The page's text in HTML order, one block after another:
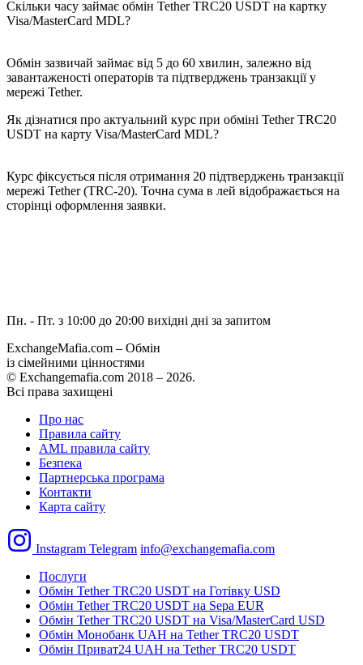
Скільки часу займає обмін Tether TRC20 USDT на картку
Visa/MasterCard MDL?
Обмін зазвичай займає від 5 до 60 хвилин, залежно від
завантаженості операторів та підтверджень транзакції у
мережі Tether.
Як дізнатися про актуальний курс при обміні Tether TRC20
USDT на карту Visa/MasterCard MDL?
Курс фіксується після отримання 20 підтверджень транзакції
мережі Tether (TRC-20). Точна сума в ​​лей відображається на
сторінці оформлення заявки.
Пн. - Пт. з 10:00 до 20:00 вихідні дні за запитом
ExchangeMafia.com – Обмін
із сімейними цінностями
© Exchangemafia.com 2018 – 2026.
Всі права захищені
Про нас
Правила сайту
AML правила сайту
Безпека
Партнерська програма
Контакти
Карта сайту
Instagram Telegram info@exchangemafia.com
Послуги
Обмін Tether TRC20 USDT на Готівку USD
Обмін Tether TRC20 USDT на Sepa EUR
Обмін Tether TRC20 USDT на Visa/MasterCard USD
Обмін Монобанк UAH на Tether TRC20 USDT
Обмін Приват24 UAH на Tether TRC20 USDT